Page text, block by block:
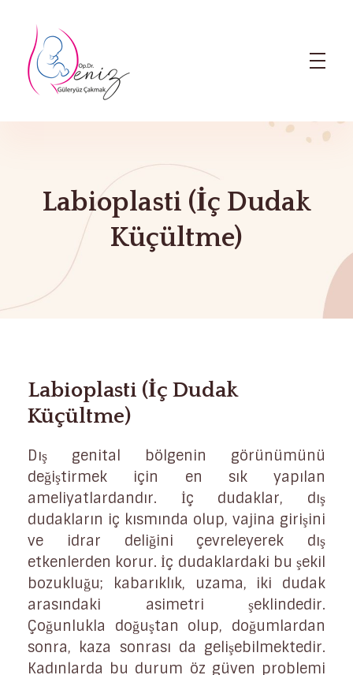
Labioplasti (İç Dudak
Küçültme)
Labioplasti (İç Dudak
Küçültme)
Dış genital bölgenin görünümünü
değiştirmek için en sık yapılan
ameliyatlardandır. İç dudaklar, dış
dudakların iç kısmında olup, vajina girişini
ve idrar deliğini çevreleyerek dış
etkenlerden korur. İç dudaklardaki bu şekil
bozukluğu; kabarıklık, uzama, iki dudak
arasındaki asimetri şeklindedir.
Çoğunlukla doğuştan olup, doğumlardan
sonra, kaza sonrası da gelişebilmektedir.
Kadınlarda bu durum öz güven problemi